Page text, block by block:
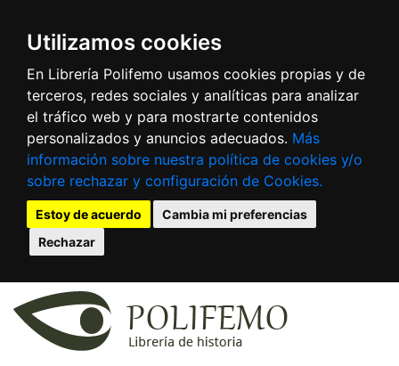
Utilizamos cookies
En Librería Polifemo usamos cookies propias y de
terceros, redes sociales y analíticas para analizar
el tráfico web y para mostrarte contenidos
personalizados y anuncios adecuados. Más
información sobre nuestra política de cookies y/o
sobre rechazar y configuración de Cookies.
Estoy de acuerdo
Cambia mi preferencias
Rechazar